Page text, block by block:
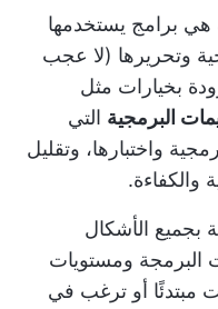
هي برامج يستخدمها
وتحريرها (لا عجب
بخيارات مثل
البرمجية التي
واختبارها، وتقليل
والكفاءة.
بجميع الأشكال
البرمجة ومستويات
مبتدئًا أو ترغب في